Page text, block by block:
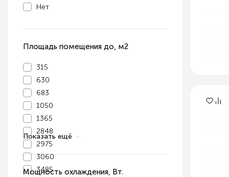
Нет
Площадь помещения до, м2
315
630
683
1050
1365
2848
2975
3060
3485
Показать ещё
Мощность охлаждения, Вт.